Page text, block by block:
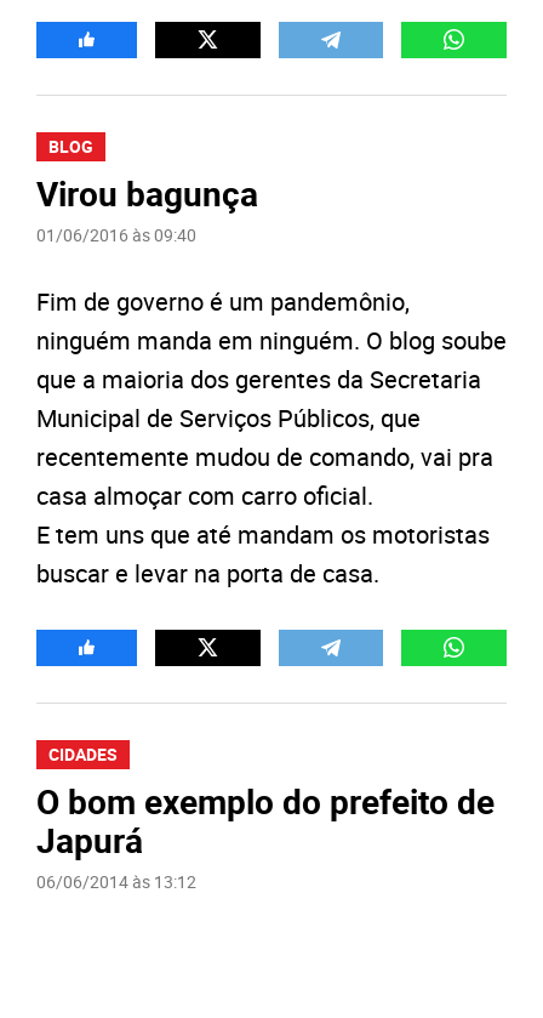
BLOG
Virou bagunça
01/06/2016 às 09:40
Fim de governo é um pandemônio,
ninguém manda em ninguém. O blog soube
que a maioria dos gerentes da Secretaria
Municipal de Serviços Públicos, que
recentemente mudou de comando, vai pra
casa almoçar com carro oficial.
E tem uns que até mandam os motoristas
buscar e levar na porta de casa.
CIDADES
O bom exemplo do prefeito de
Japurá
06/06/2014 às 13:12